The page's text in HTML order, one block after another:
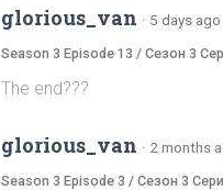
glorious_van · 5 days ago
Season 3 Episode 13 / Сезон 3
The end???
glorious_van · 2 months
Season 3 Episode 3 / Сезон 3